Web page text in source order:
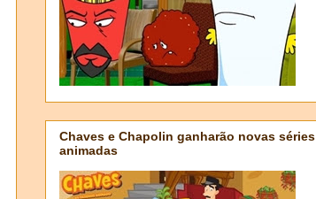
Chaves e Chapolin ganharão novas séries
animadas